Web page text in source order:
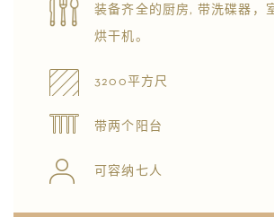
装备齐全的厨房, 带洗碟器，
烘干机。
3200平方尺
带两个阳台
可容纳七人